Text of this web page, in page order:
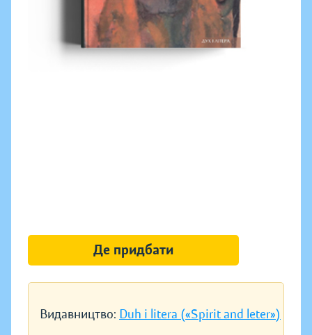
Видавництво: Duh i litera («Spirit and leter»)
Де придбати